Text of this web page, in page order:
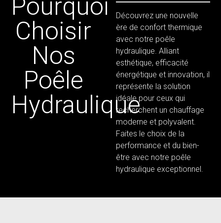
Pourquoi
Choisir
Nos
Poêle
Hydraulique
Découvrez une nouvelle
ère de confort thermique
avec notre poêle
hydraulique. Alliant
esthétique, efficacité
énergétique et innovation, il
représente la solution
idéale pour ceux qui
recherchent un chauffage
moderne et polyvalent.
Faites le choix de la
performance et du bien-
être avec notre poêle
hydraulique exceptionnel.